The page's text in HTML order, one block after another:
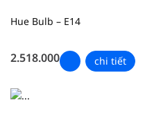
Hue Bulb – E14
2.518.000 chi tiết